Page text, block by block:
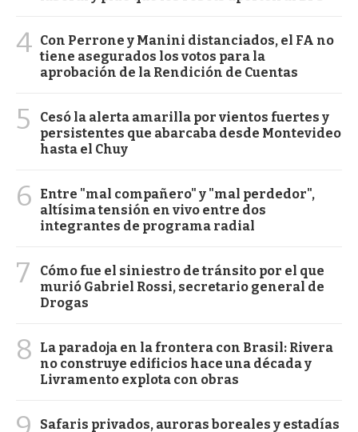
4 Con Perrone y Manini distanciados, el FA no
tiene asegurados los votos para la
aprobación de la Rendición de Cuentas
5
Cesó la alerta amarilla por vientos fuertes y
persistentes que abarcaba desde Montevideo
hasta el Chuy
6
Entre "mal compañero" y "mal perdedor",
altísima tensión en vivo entre dos
integrantes de programa radial
7
Cómo fue el siniestro de tránsito por el que
murió Gabriel Rossi, secretario general de
Drogas
8
La paradoja en la frontera con Brasil: Rivera
no construye edificios hace una década y
Livramento explota con obras
Safaris privados, auroras boreales y estadías